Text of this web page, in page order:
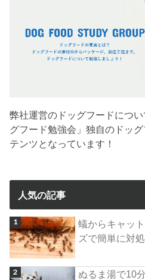
弊社運営のドッグフードにつ
グフード勉強会」独自のドッ
テンツとなっています！
人気の記事
蟻からキャッ
ズで簡単に対
ぬるま湯で10